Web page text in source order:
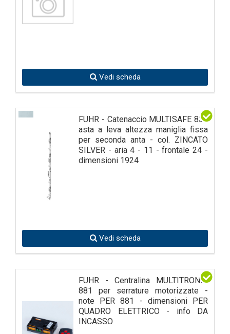
Vedi scheda
FUHR - Catenaccio MULTISAFE 833
asta a leva altezza maniglia fissa
per seconda anta - col. ZINCATO
SILVER - aria 4 - 11 - frontale 24 -
dimensioni 1924
Vedi scheda
FUHR - Centralina MULTITRONIC
881 per serrature motorizzate -
note PER 881 - dimensioni PER
QUADRO ELETTRICO - info DA
INCASSO